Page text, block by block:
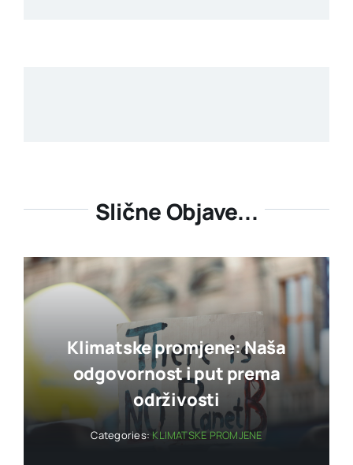
Slične Objave...
Klimatske promjene: Naša
odgovornost i put prema
održivosti
Categories: KLIMATSKE PROMJENE